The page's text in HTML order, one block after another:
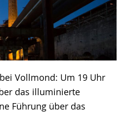
Vollmond: Um 19 Uhr
das illuminierte
Führung über das